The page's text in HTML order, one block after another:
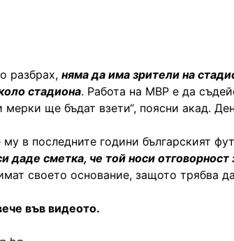
разбрах, няма да има зрители на
стадиона. Работа на МВР е да
мерки ще бъдат взети“, поясни акад.
в последните години българският
даде сметка, че той носи отговорност
своето основание, защото трябва
във видеото.